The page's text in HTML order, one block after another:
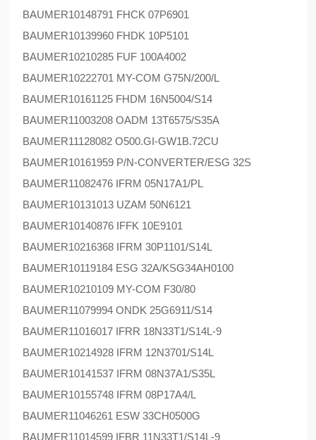
BAUMER10148791 FHCK 07P6901
BAUMER10139960 FHDK 10P5101
BAUMER10210285 FUF 100A4002
BAUMER10222701 MY-COM G75N/200/L
BAUMER10161125 FHDM 16N5004/S14
BAUMER11003208 OADM 13T6575/S35A
BAUMER11128082 O500.GI-GW1B.72CU
BAUMER10161959 P/N-CONVERTER/ESG 32S
BAUMER11082476 IFRM 05N17A1/PL
BAUMER10131013 UZAM 50N6121
BAUMER10140876 IFFK 10E9101
BAUMER10216368 IFRM 30P1101/S14L
BAUMER10119184 ESG 32A/KSG34AH0100
BAUMER10210109 MY-COM F30/80
BAUMER11079994 ONDK 25G6911/S14
BAUMER11016017 IFRR 18N33T1/S14L-9
BAUMER10214928 IFRM 12N3701/S14L
BAUMER10141537 IFRM 08N37A1/S35L
BAUMER10155748 IFRM 08P17A4/L
BAUMER11046261 ESW 33CH0500G
BAUMER11014599 IFBR 11N33T1/S14L-9